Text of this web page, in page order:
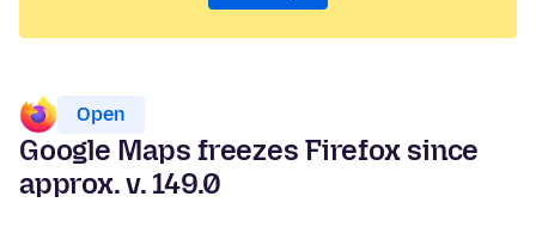
Open
Google Maps freezes Firefox since
approx. v. 149.0